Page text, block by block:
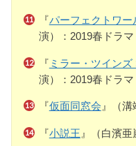
『パーフェクトワー
演）：2019春ドラマ
『 ミラー・ツインズ
演）：2019春ドラマ
『仮面同窓会 』（
『小説王 』（白濱